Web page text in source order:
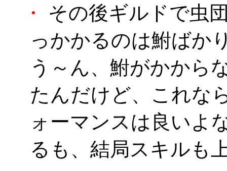
・
その後ギルドで虫
っかかるのは鮒ばか
う～ん、鮒がかから
たんだけど、これな
ォーマンスは良い
るも、結局スキルも